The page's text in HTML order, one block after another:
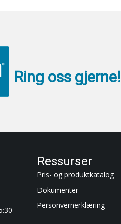
Ring oss gjerne!
Ressurser
Pris- og produktkatalog
Dokumenter
Personvernerklæring